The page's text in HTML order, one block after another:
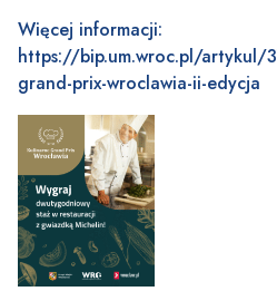
Więcej informacji:
https://bip.um.wroc.pl/
grand-prix-wroclawia-ii-edycja